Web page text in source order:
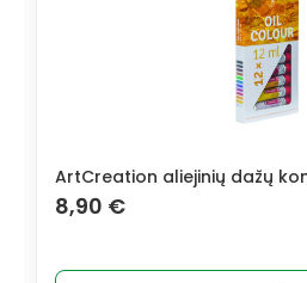
ArtCreation aliejinių dažų
8,90 €